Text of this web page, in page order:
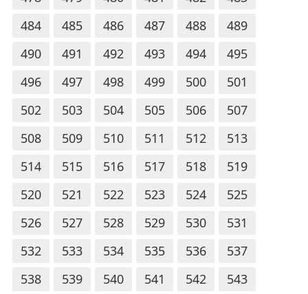
484
485 486 487 488
489
490
491 492 493 494
495
496
497 498 499 500
501
502
503 504 505 506
507
508
509 510 511 512
513
514
515 516 517 518
519
520
521 522 523 524
525
526
527 528 529 530
531
532
533 534 535 536
537
538
539 540 541 542
543